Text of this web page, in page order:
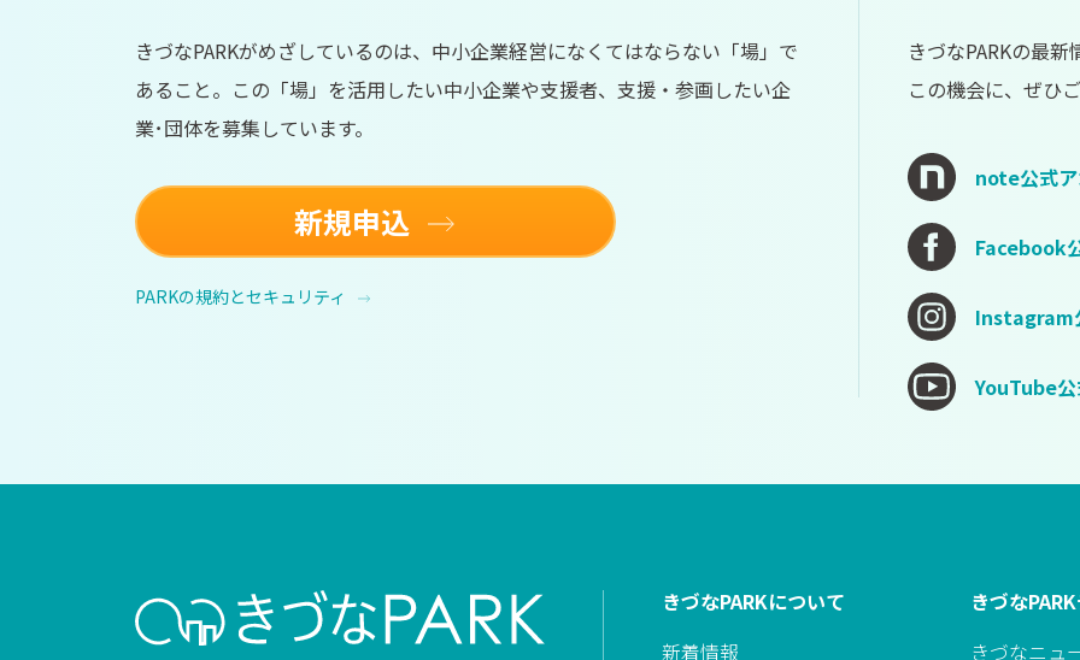
きづなPARKがめざしているのは、中小企業経営になくてはならない「場」で
あること。この「場」を活用したい中小企業や支援者、支援・参画したい企
業･団体を募集しています。
新規申込
PARKの規約とセキュリティ
きづなPARKの最新
この機会に、ぜひ
note公式
Facebook
Instagram
YouTube
きづなPARKについて
新着情報
きづな
きづなニュ